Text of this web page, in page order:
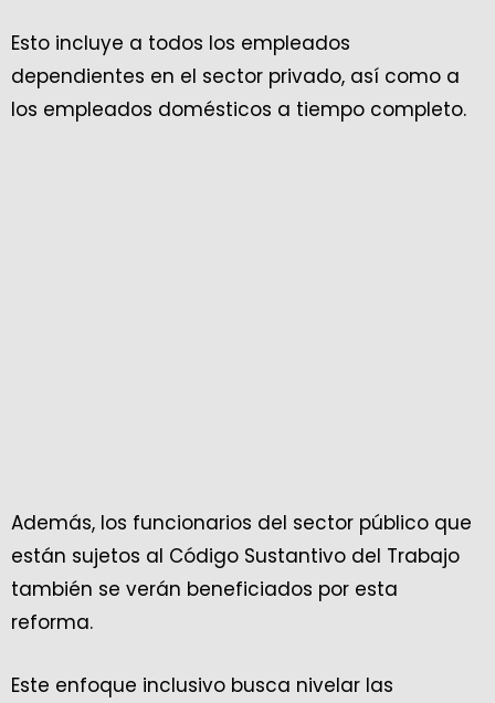
Esto incluye a todos los empleados
dependientes en el sector privado, así como a
los empleados domésticos a tiempo completo.
Además, los funcionarios del sector público que
están sujetos al Código Sustantivo del Trabajo
también se verán beneficiados por esta
reforma.
Este enfoque inclusivo busca nivelar las